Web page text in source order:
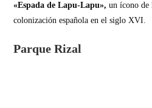
«Espada de Lapu-Lapu», un ícono de
colonización española en el siglo XVI.
Parque Rizal